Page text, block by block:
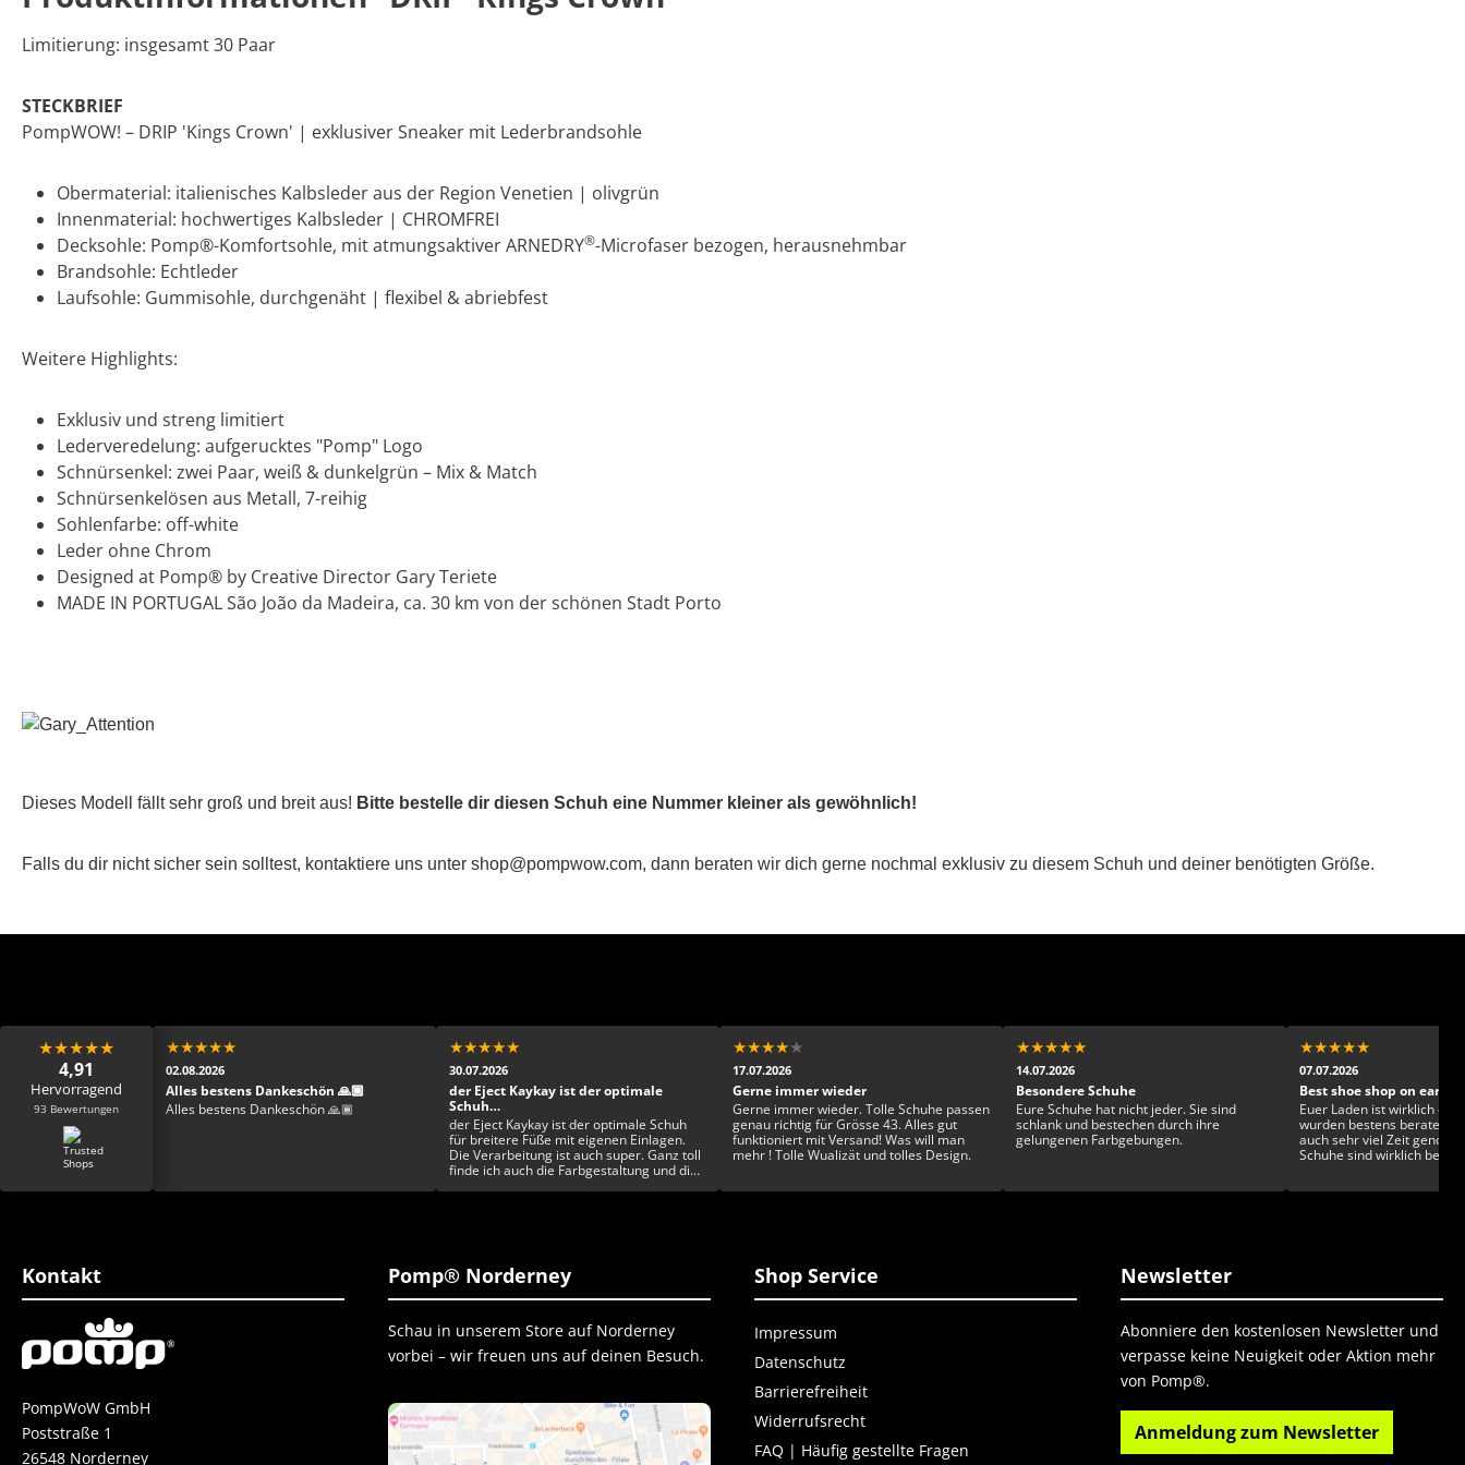
Limitierung: insgesamt 30 Paar
STECKBRIEF
PompWOW! – DRIP 'Kings Crown' | exklusiver Sneaker mit Lederbrandsohle
Obermaterial: italienisches Kalbsleder aus der Region Venetien | olivgrün
Innenmaterial: hochwertiges Kalbsleder | CHROMFREI
Decksohle: Pomp®-Komfortsohle, mit atmungsaktiver ARNEDRY®-Microfaser bezogen, herausnehmbar
Brandsohle: Echtleder
Laufsohle: Gummisohle, durchgenäht | flexibel & abriebfest
Weitere Highlights:
Exklusiv und streng limitiert
Lederveredelung: aufgerucktes "Pomp" Logo
Schnürsenkel: zwei Paar, weiß & dunkelgrün – Mix & Match
Schnürsenkelösen aus Metall, 7-reihig
Sohlenfarbe: off-white
Leder ohne Chrom
Designed at Pomp® by Creative Director Gary Teriete
MADE IN PORTUGAL São João da Madeira, ca. 30 km von der schönen Stadt Porto
Dieses Modell fällt sehr groß und breit aus! Bitte bestelle dir diesen Schuh eine Nummer kleiner als gewöhnlich!
Falls du dir nicht sicher sein solltest, kontaktiere uns unter shop@pompwow.com, dann beraten wir dich gerne nochmal exklusiv zu diesem Schuh und deiner benötigten Größe.
★★★★★
4,91
Hervorragend
93 Bewertungen
toller Schuh,
ist zum
netter Kontakt.
ist einfach der
und ich bin froh
★★★★★
02.08.2026
Alles bestens Dankeschön 🙏🏾
Alles bestens Dankeschön 🙏🏾
★★★★★
30.07.2026
der Eject Kaykay ist der optimale
Schuh…
der Eject Kaykay ist der optimale Schuh
für breitere Füße mit eigenen Einlagen.
Die Verarbeitung ist auch super. Ganz toll
finde ich auch die Farbgestaltung und die
★★★★★
17.07.2026
Gerne immer wieder
Gerne immer wieder. Tolle Schuhe passen
genau richtig für Grösse 43. Alles gut
funktioniert mit Versand! Was will man
mehr ! Tolle Wualizät und tolles Design.
★★★★★
14.07.2026
Besondere Schuhe
Eure Schuhe hat nicht jeder. Sie sind
schlank und bestechen durch ihre
gelungenen Farbgebungen.
★★★★★
07.07.2026
Best shoe shop on earth!
Euer Laden ist wirklich
wurden bestens beraten
auch sehr viel Zeit
Schuhe sind wirklich
Kontakt
PompWoW GmbH
Poststraße 1
26548 Norderney
Pomp® Norderney
Schau in unserem Store auf Norderney
vorbei – wir freuen uns auf deinen Besuch.
Shop Service
Impressum
Datenschutz
Barrierefreiheit
Widerrufsrecht
FAQ | Häufig gestellte Fragen
Newsletter
Abonniere den kostenlosen Newsletter und
verpasse keine Neuigkeit oder Aktion mehr
von Pomp®.
Anmeldung zum Newsletter